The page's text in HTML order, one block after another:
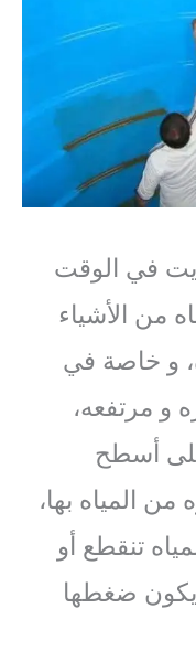
في الوقت
من الأشياء
و خاصة في
و مرتفعه،
أسطح
المياه بها،
تنقطع أو
ضغطها